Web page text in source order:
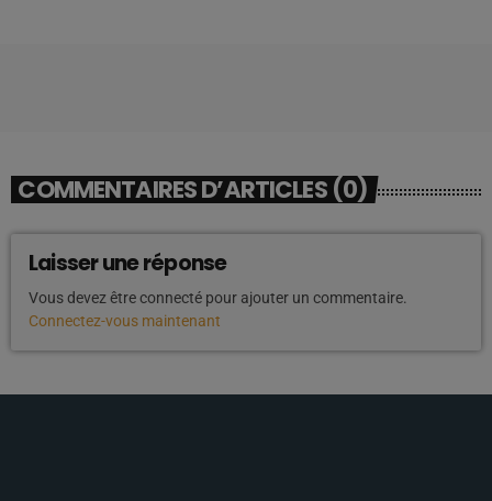
COMMENTAIRES D’ARTICLES (0)
Laisser une réponse
Vous devez être connecté pour ajouter un commentaire.
Connectez-vous maintenant